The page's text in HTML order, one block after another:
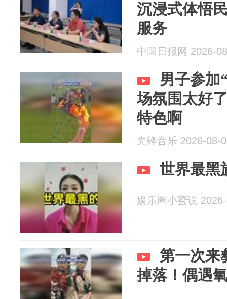
沉浸式体悟
服务
中国日报网 2026-
男子参加
场氛围太好
特色啊
先锋音乐 2026-08-
世界最黑
娱乐圈小蜜说
第一次来
掉落！偶遇